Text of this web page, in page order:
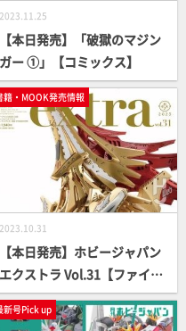
2023.11.25
【本日発売】「破獄のマジン
ガー ①」【コミックス】
籍・MOOK発売情報
2023.10.31
【本日発売】ホビージャパン
エクストラ Vol.31【ファイブ
スター物語】
新号Pick up